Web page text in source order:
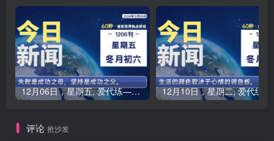
12月06日，星期五, 爱代练—每天60秒读懂全世界！
评论 抢沙发